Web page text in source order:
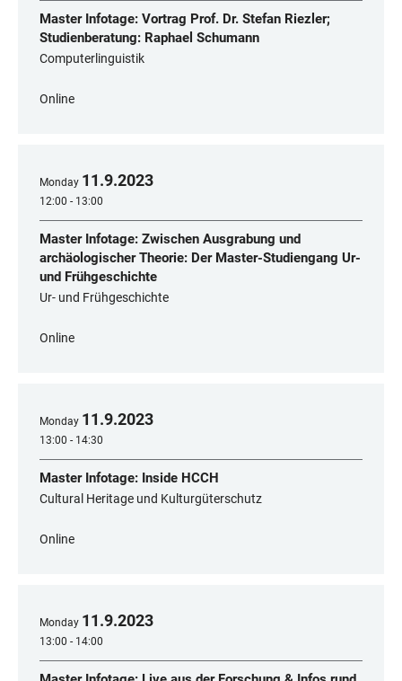
Master Infotage: Vortrag Prof. Dr. Stefan Riezler;
Studienberatung: Raphael Schumann
Computerlinguistik
Online
Monday 11.9.2023
12:00 - 13:00
Master Infotage: Zwischen Ausgrabung und
archäologischer Theorie: Der Master-Studiengang Ur-
und Frühgeschichte
Ur- und Frühgeschichte
Online
Monday 11.9.2023
13:00 - 14:30
Master Infotage: Inside HCCH
Cultural Heritage und Kulturgüterschutz
Online
Monday 11.9.2023
13:00 - 14:00